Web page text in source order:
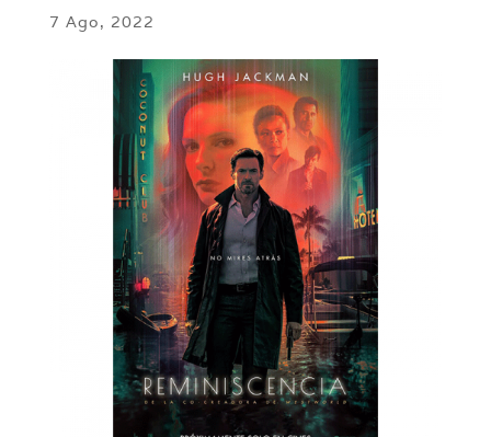
7 Ago, 2022